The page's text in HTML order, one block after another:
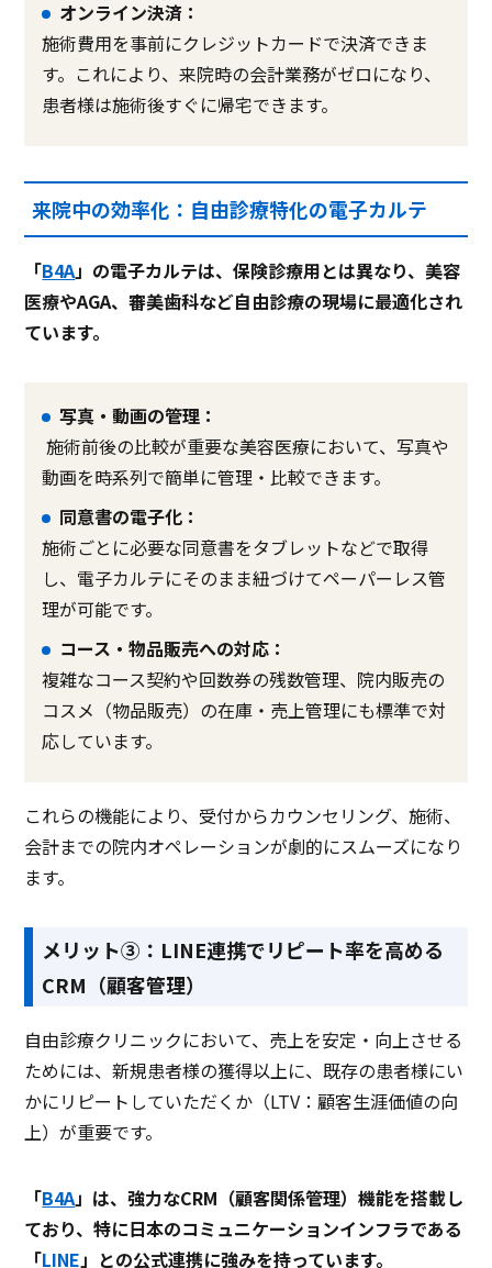
オンライン決済：
施術費用を事前にクレジットカードで決済できま
す。これにより、来院時の会計業務がゼロになり、
患者様は施術後すぐに帰宅できます。
来院中の効率化：自由診療特化の電子カルテ
「B4A」の電子カルテは、保険診療用とは異なり、美容
医療やAGA、審美歯科など自由診療の現場に最適化され
ています。
写真・動画の管理：
施術前後の比較が重要な美容医療において、写真や
動画を時系列で簡単に管理・比較できます。
同意書の電子化：
施術ごとに必要な同意書をタブレットなどで取得
し、電子カルテにそのまま紐づけてペーパーレス管
理が可能です。
コース・物品販売への対応：
複雑なコース契約や回数券の残数管理、院内販売の
コスメ（物品販売）の在庫・売上管理にも標準で対
応しています。
これらの機能により、受付からカウンセリング、施術、
会計までの院内オペレーションが劇的にスムーズになり
ます。
メリット③：LINE連携でリピート率を高める
CRM（顧客管理）
自由診療クリニックにおいて、売上を安定・向上させる
ためには、新規患者様の獲得以上に、既存の患者様にい
かにリピートしていただくか（LTV：顧客生涯価値の向
上）が重要です。
「B4A」は、強力なCRM（顧客関係管理）機能を搭載し
ており、特に日本のコミュニケーションインフラである
「LINE」との公式連携に強みを持っています。